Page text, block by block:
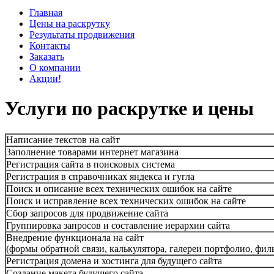
Главная
Цены на раскрутку
Результаты продвижения
Контакты
Заказать
О компании
Акции!
Услуги по раскрутке и цены
Написание текстов на сайт
Заполнение товарами интернет магазина
Регистрация сайта в поисковых система
Регистрация в справочниках яндекса и гугла
Поиск и описание всех технических ошибок на сайте
Поиск и исправление всех технических ошибок на сайте
Сбор запросов для продвижение сайта
Группировка запросов и составление иерархии сайта
Внедрение функционала на сайт
(формы обратной связи, калькулятора, галереи портфолио,
Регистрация домена и хостинга для будущего сайта